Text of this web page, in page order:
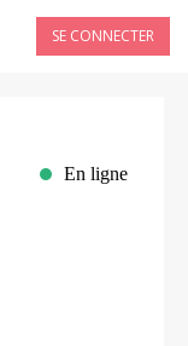
SE CONNECTER
En ligne